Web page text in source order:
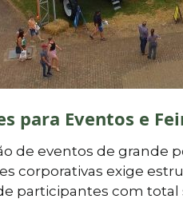
para Eventos e
de eventos de grande
corporativas exige
participantes com total